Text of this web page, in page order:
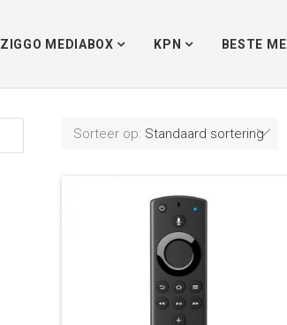
ZIGGO MEDIABOX KPN BESTE
Sorteer op: Standaard sortering